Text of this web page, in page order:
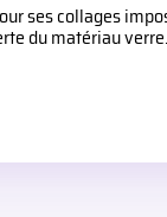
ses collages
du matériau